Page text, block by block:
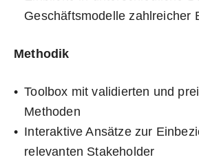
Geschäftsmodelle zahlreicher
Methodik
Toolbox mit validierten und
Methoden
Interaktive Ansätze zur
relevanten Stakeholder